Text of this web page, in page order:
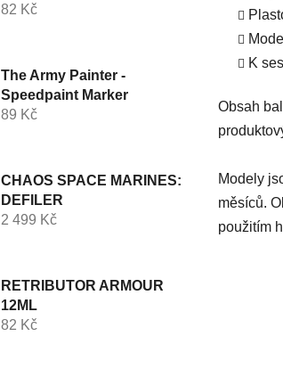
82 Kč
The Army Painter -
Speedpaint Marker
89 Kč
CHAOS SPACE MARINES:
DEFILER
2 499 Kč
RETRIBUTOR ARMOUR
12ML
82 Kč
K
Obsah
Modely
měsíců.
použitím